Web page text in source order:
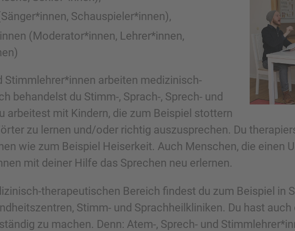
Schauspieler*innen),
(Moderator*innen, Lehrer*innen,
Stimmlehrer*innen arbeiten medizinisch-
behandelst du Stimm-, Sprach-, Sprech- und
arbeitest mit Kindern, die zum Beispiel stottern
zu lernen und/oder richtig auszusprechen. Du
wie zum Beispiel Heiserkeit. Auch Menschen, die einen
mit deiner Hilfe das Sprechen neu erlernen.
therapeutischen Bereich findest du zum Beispiel in
Stimm- und Sprachheilkliniken. Du hast
zu machen. Denn: Atem-, Sprech- und